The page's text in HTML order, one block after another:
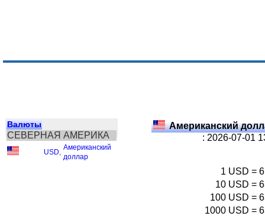
Валюты
СЕВЕРНАЯ АМЕРИКА
USD
Американский
доллар
Американский
: 2026-07-01
1 USD =
10 USD =
100 USD =
1000 USD =